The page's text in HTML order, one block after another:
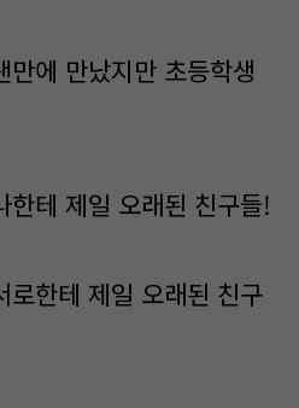
에 만났지만 초등학생
한테 제일 오래된 친구들!
로한테 제일 오래된 친구